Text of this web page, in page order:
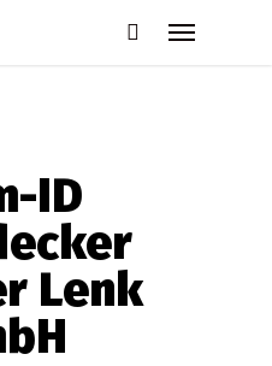
Menu
ID
Lenk